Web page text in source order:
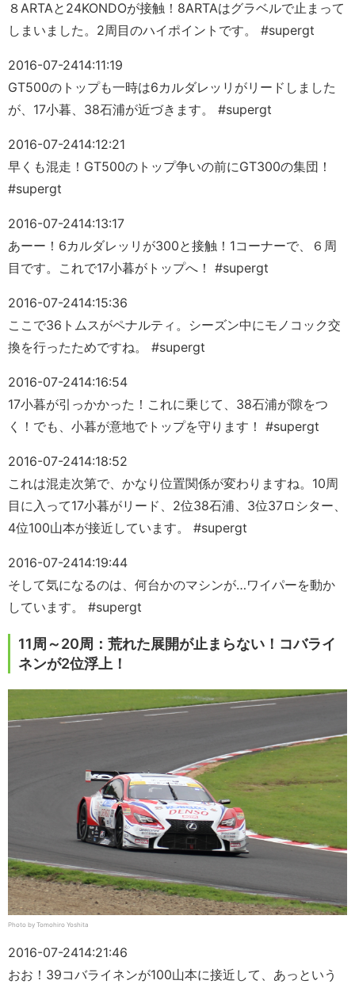
８ARTAと24KONDOが接触！8ARTAはグラベルで止まって
しまいました。2周目のハイポイントです。 #supergt
2016-07-2414:11:19
GT500のトップも一時は6カルダレッリがリードしました
が、17小暮、38石浦が近づきます。 #supergt
2016-07-2414:12:21
早くも混走！GT500のトップ争いの前にGT300の集団！
#supergt
2016-07-2414:13:17
あーー！6カルダレッリが300と接触！1コーナーで、６周
目です。これで17小暮がトップへ！ #supergt
2016-07-2414:15:36
ここで36トムスがペナルティ。シーズン中にモノコック交
換を行ったためですね。 #supergt
2016-07-2414:16:54
17小暮が引っかかった！これに乗じて、38石浦が隙をつ
く！でも、小暮が意地でトップを守ります！ #supergt
2016-07-2414:18:52
これは混走次第で、かなり位置関係が変わりますね。10周
目に入って17小暮がリード、2位38石浦、3位37ロシター、
4位100山本が接近しています。 #supergt
2016-07-2414:19:44
そして気になるのは、何台かのマシンが…ワイパーを動か
しています。 #supergt
11周～20周：荒れた展開が止まらない！コバライ
ネンが2位浮上！
Photo by Tomohiro Yoshita
2016-07-2414:21:46
おお！39コバライネンが100山本に接近して、あっという